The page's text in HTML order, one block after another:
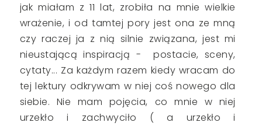
jak miałam z 11 lat, zrobiła na mnie wielkie
wrażenie, i od tamtej pory jest ona ze mną
czy raczej ja z nią silnie związana, jest mi
nieustającą inspiracją - postacie, sceny,
cytaty... Za każdym razem kiedy wracam do
tej lektury odkrywam w niej coś nowego dla
siebie. Nie mam pojęcia, co mnie w niej
urzekło i zachwyciło ( a urzekło i